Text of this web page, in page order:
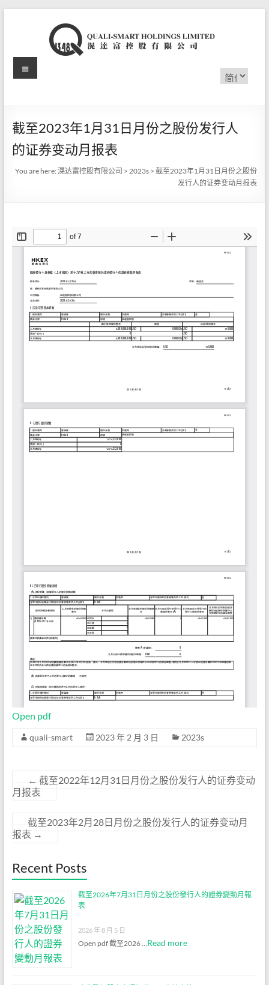
滉
富
控
股
公
选
择
Menu
截至2023年1月31日月份之股份发行人
的证券变动月报表
You are here:滉达富控股有限公司 >2023s >截至2023年1月31日月份之股份
发行人的证券变动月报表
Open pdf
quali-smart 2023 年 2 月 3 日 2023s
← 截至2022年12月31日月份之股份发行人的证券变动
月报表
截至2023年2月28日月份之股份发行人的证券变动月
报表 →
Recent Posts
截至2026年7月31日月份之股份發行人的證券變動月報
表
2026 年 8 月 5 日
Open pdf 截至2026 …Read more